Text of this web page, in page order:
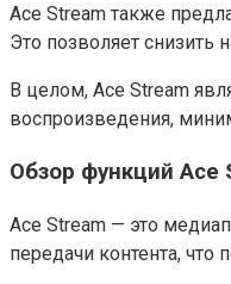
Ace Stream также
Это позволяет снизить
В целом, Ace Stream
воспроизведения,
Обзор функций Ace
Ace Stream — это
передачи контента,